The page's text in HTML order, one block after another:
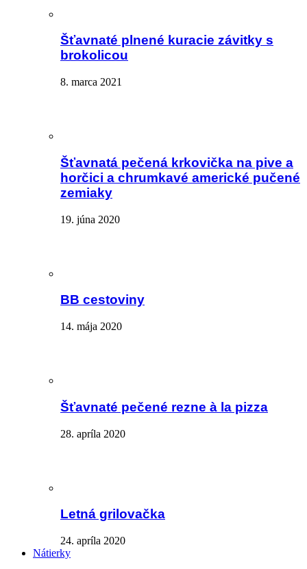
Šťavnaté plnené kuracie závitky s
brokolicou
8. marca 2021
Šťavnatá pečená krkovička na pive a
horčici a chrumkavé americké pučené
zemiaky
19. júna 2020
BB cestoviny
14. mája 2020
Šťavnaté pečené rezne à la pizza
28. apríla 2020
Letná grilovačka
24. apríla 2020
Nátierky